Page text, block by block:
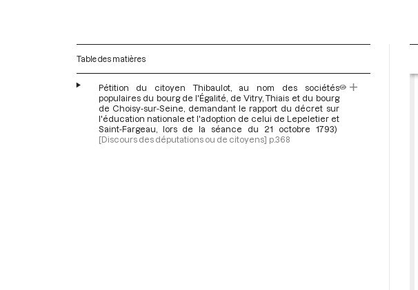
Table des matières
Pétition du citoyen Thibaulot, au nom des sociétés
populaires du bourg de l'Égalité, de Vitry, Thiais et du bourg
de Choisy-sur-Seine, demandant le rapport du décret sur
l'éducation nationale et l'adoption de celui de Lepeletier et
Saint-Fargeau, lors de la séance du 21 octobre 1793)
[Discours des députations ou de citoyens] p.368
s